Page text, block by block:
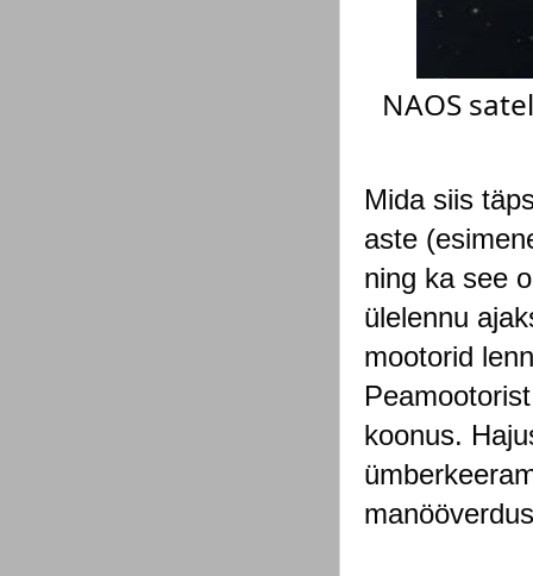
NAOS
Mida siis
aste
ning ka see
ülelennu
mootorid
koonus.